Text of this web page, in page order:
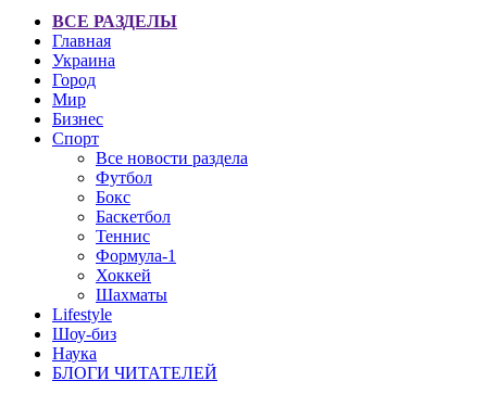
ВСЕ РАЗДЕЛЫ
Главная
Украина
Город
Мир
Бизнес
Спорт
Все новости раздела
Футбол
Бокс
Баскетбол
Теннис
Формула-1
Хоккей
Шахматы
Lifestyle
Шоу-биз
Наука
БЛОГИ ЧИТАТЕЛЕЙ